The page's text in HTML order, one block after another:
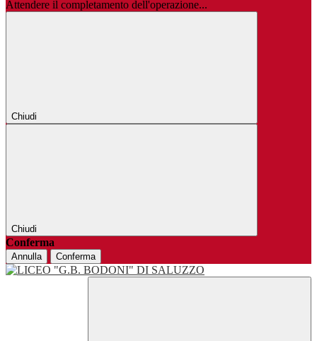
Attendere il completamento dell'operazione...
Chiudi
Chiudi
Conferma
Annulla Conferma